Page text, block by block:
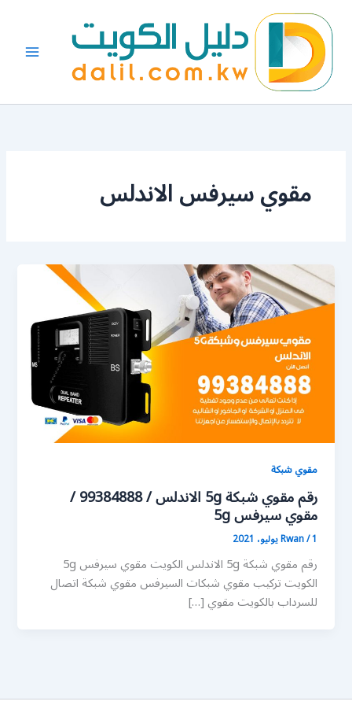
المحتوى
مقوي سيرفس الاندلس
مقوي شبكة
رقم مقوي شبكة 5g الاندلس / 99384888 /
مقوي سيرفس 5g
Rwan/1 يوليو، 2021
رقم مقوي شبكة 5g الاندلس الكويت مقوي سيرفس 5g
الكويت تركيب مقوي شبكات السيرفس مقوي شبكة اتصال
للسرداب بالكويت مقوي […]